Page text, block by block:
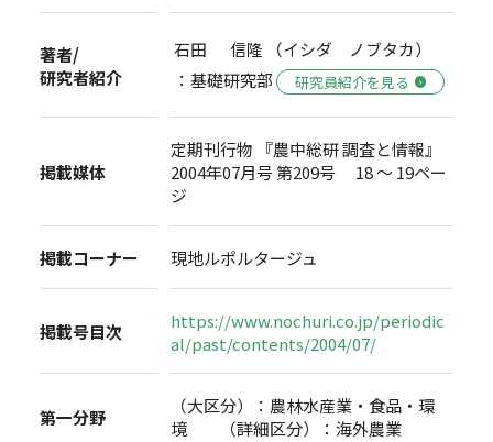
著者/
研究者紹介
石田 信隆 （イシダ ノブタカ）
：基礎研究部
研究員紹介を見る
掲載媒体
定期刊行物 『農中総研 調査と情報』
2004年07月号 第209号 18 ～ 19ペー
ジ
掲載コーナー 現地ルポルタージュ
掲載号目次
https://www.nochuri.co.jp/periodic
al/past/contents/2004/07/
第一分野
（大区分）：農林水産業・食品・環
境 （詳細区分）：海外農業